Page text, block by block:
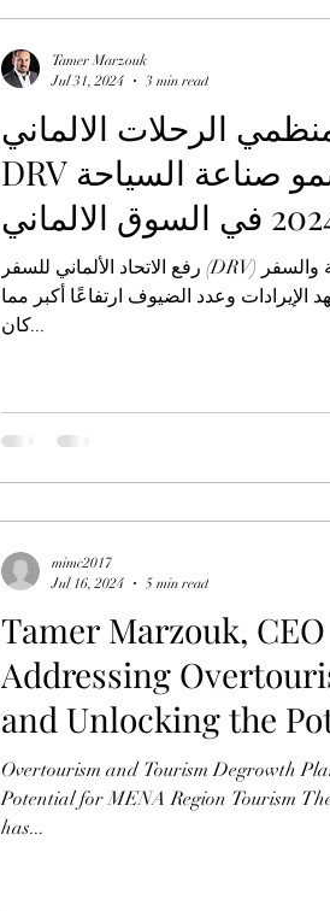
الرحلات الالماني
DRV بارتفاع كبير في نمو صناعة السياحة
رفع الاتحاد الألماني للسفر (DRV) توقعاته لسوق السياحة والسفر
الإيرادات وعدد الضيوف ارتفاعًا أكبر مما
كان...
Tamer Marzouk
Jul 31, 2024
3 min read
Tamer Marzouk,
Addressing
and Unlocking the
Region Tourism
Overtourism and Tourism Degrowth
Potential for MENA Region Tourism
has...
mimc2017
Jul 16, 2024
5 min read